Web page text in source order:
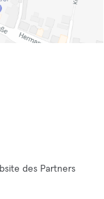
des Partners